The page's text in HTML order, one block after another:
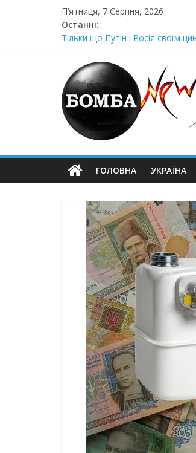
П’ятниця, 7 Серпня, 2026
Останні:
Тільки що Путін і Росія своїм
Щойно! Передали з Херсону:
Отрuмає по повній!
Луцeнкo: “3eлeнcькuй
ГОЛОВНА УКРАЇНА